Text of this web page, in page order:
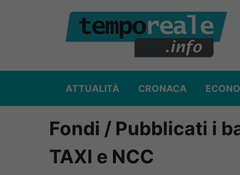
ATTUALITÀ CRONACA
Fondi / Pubblicati i
TAXI e NCC